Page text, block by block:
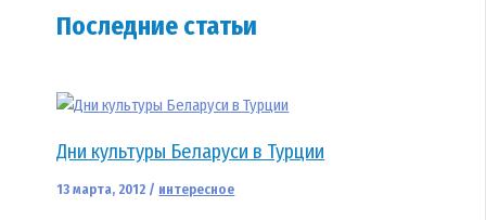
Последние статьи
Дни культуры Беларуси в Турции
13 марта, 2012 / интересное